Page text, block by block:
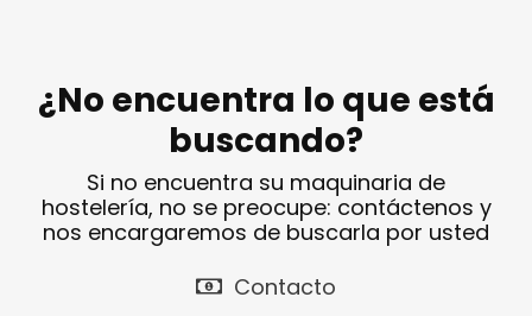
¿No encuentra lo que está
buscando?
Si no encuentra su maquinaria de
hostelería, no se preocupe: contáctenos y
nos encargaremos de buscarla por usted
Contacto